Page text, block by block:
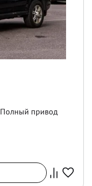
Полный привод